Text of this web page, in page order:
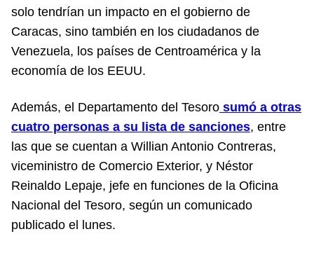
solo tendrían un impacto en el gobierno de
Caracas, sino también en los ciudadanos de
Venezuela, los países de Centroamérica y la
economía de los EEUU.
Además, el Departamento del Tesoro sumó a otras
cuatro personas a su lista de sanciones, entre
las que se cuentan a Willian Antonio Contreras,
viceministro de Comercio Exterior, y Néstor
Reinaldo Lepaje, jefe en funciones de la Oficina
Nacional del Tesoro, según un comunicado
publicado el lunes.